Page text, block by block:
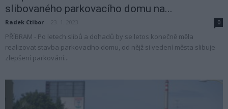
slibovaného parkovacího domu na...
Radek Ctibor 0
PŘÍBRAM - Po letech slibů a dohadů by se letos konečně měla
realizovat stavba parkovacího domu, od nějž si vedení města slibuje
zlepšení parkování...